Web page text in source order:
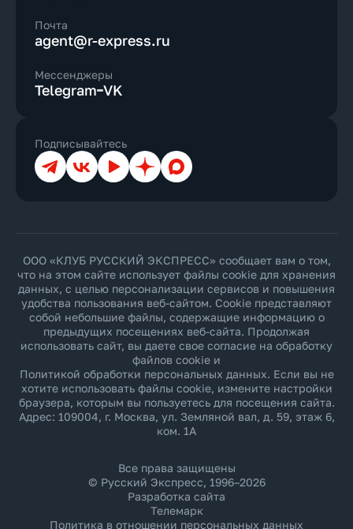
Почта
agent@r-express.ru
Мессенджеры
Telegram VK
Подписывайтесь
ТелеграмВКонтакте
YouTubeДзен Max
ООО «КЛУБ РУССКИЙ ЭКСПРЕСС» сообщает вам о том,
что на этом сайте использует файлы cookie для хранения
данных, с целью персонализации сервисов и повышения
удобства пользования веб-сайтом. Cookie представляют
собой небольшие файлы, содержащие информацию о
предыдущих посещениях веб-сайта. Продолжая
использовать сайт, вы даете свое согласие на обработку
файлов cookie и
Политикой обработки персональных данных. Если вы не
хотите использовать файлы cookie, измените настройки
браузера, которым вы пользуетесь для посещения сайта.
Адрес: 109004, г. Москва, ул. Земляной вал, д. 59, этаж 6,
ком. 1А
Все права защищены
© Русский Экспресс, 1996–2026
Разработка сайта
Телемарк
Политика в отношении персональных данных